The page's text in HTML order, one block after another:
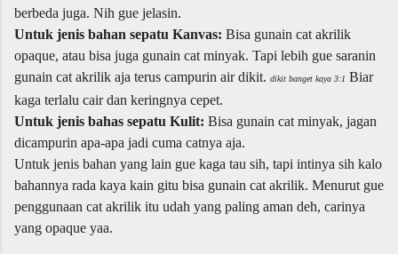
berbeda juga. Nih gue jelasin.
Untuk jenis bahan sepatu Kanvas: Bisa gunain cat akrilik
opaque, atau bisa juga gunain cat minyak. Tapi lebih gue saranin
gunain cat akrilik aja terus campurin air dikit. dikit banget kaya 3:1 Biar
kaga terlalu cair dan keringnya cepet.
Untuk jenis bahas sepatu Kulit: Bisa gunain cat minyak, jagan
dicampurin apa-apa jadi cuma catnya aja.
Untuk jenis bahan yang lain gue kaga tau sih, tapi intinya sih kalo
bahannya rada kaya kain gitu bisa gunain cat akrilik. Menurut gue
penggunaan cat akrilik itu udah yang paling aman deh, carinya
yang opaque yaa.